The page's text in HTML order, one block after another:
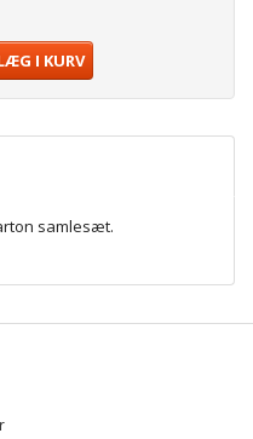
I KURV
samlesæt.